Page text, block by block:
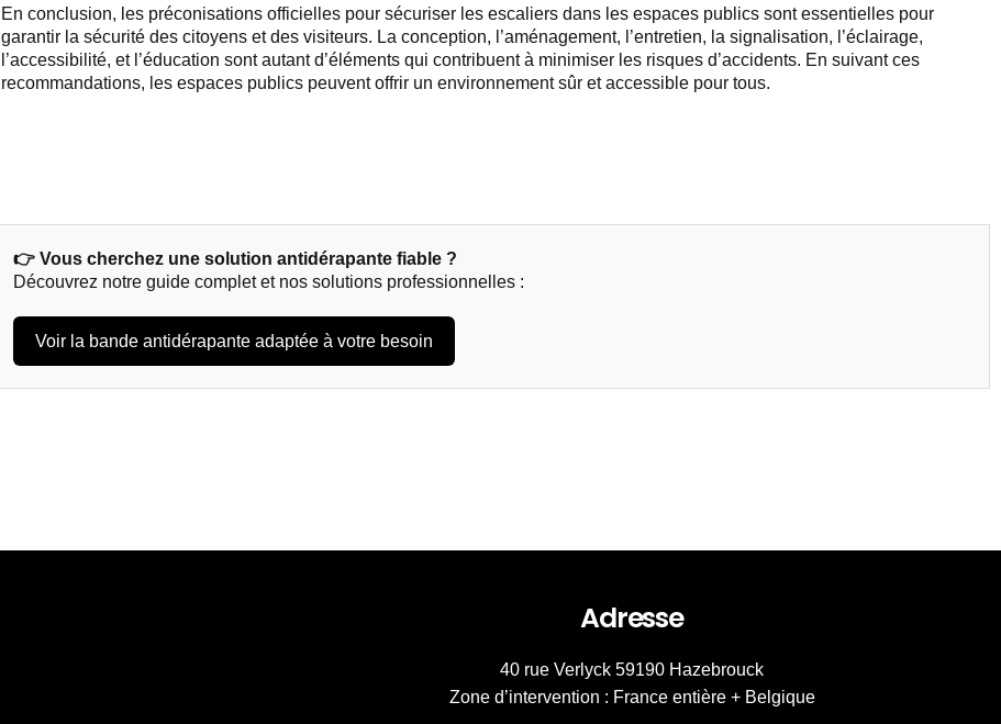
En conclusion, les préconisations officielles pour sécuriser les escaliers dans les espaces publics sont essentielles pour
garantir la sécurité des citoyens et des visiteurs. La conception, l’aménagement, l’entretien, la signalisation, l’éclairage,
l’accessibilité, et l’éducation sont autant d’éléments qui contribuent à minimiser les risques d’accidents. En suivant ces
recommandations, les espaces publics peuvent offrir un environnement sûr et accessible pour tous.
👉 Vous cherchez une solution antidérapante fiable ?
Découvrez notre guide complet et nos solutions professionnelles :
Voir la bande antidérapante adaptée à votre besoin
Adresse
40 rue Verlyck 59190 Hazebrouck
Zone d’intervention : France entière + Belgique